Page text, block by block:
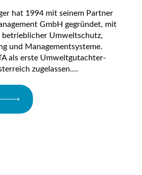
hat 1994 mit seinem Partner
GmbH gegründet, mit
Umweltschutz,
und Managementsysteme.
als erste Umweltgutachter-
zugelassen.…